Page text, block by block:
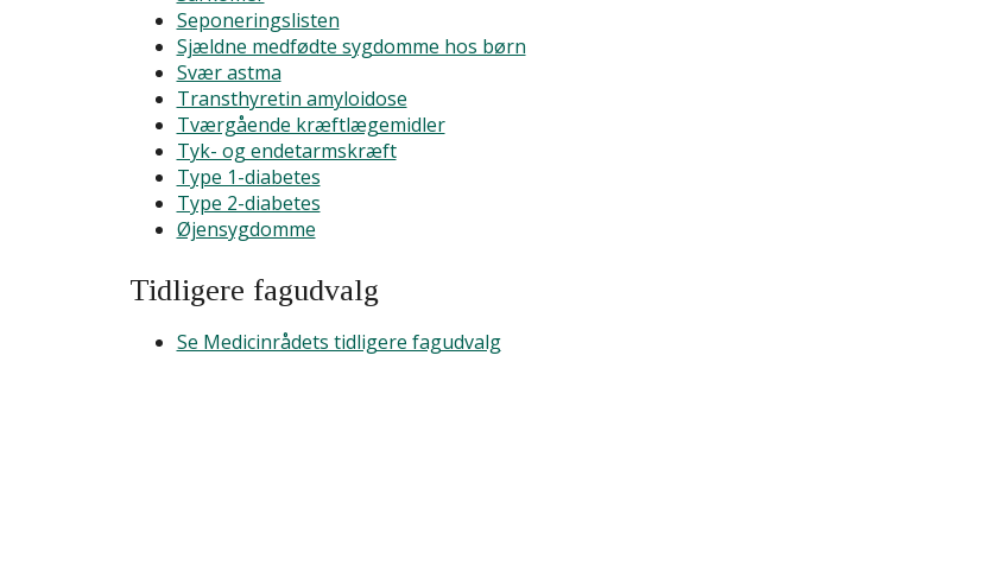
Seponeringslisten
Sjældne medfødte sygdomme hos børn
Svær astma
Transthyretin amyloidose
Tværgående kræftlægemidler
Tyk- og endetarmskræft
Type 1-diabetes
Type 2-diabetes
Øjensygdomme
Tidligere fagudvalg
Se Medicinrådets tidligere fagudvalg